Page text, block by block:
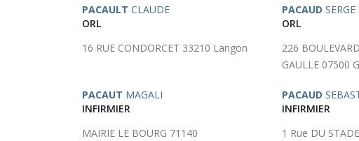
PACAULT CLAUDE
ORL
16 RUE CONDORCET 33210 Langon
PACAUD SERGE
ORL
226
GAULLE 07500
PACAUT MAGALI
INFIRMIER
MAIRIE LE BOURG 71140
PACAUD
INFIRMIER
1 Rue DU